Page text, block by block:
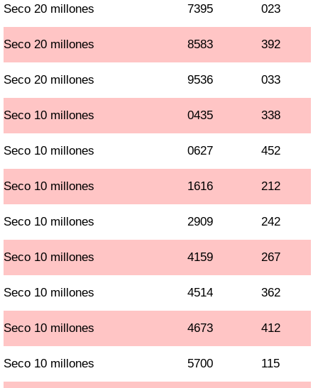
Seco 20 millones 7395 023
Seco 20 millones 8583 392
Seco 20 millones 9536 033
Seco 10 millones 0435 338
Seco 10 millones 0627 452
Seco 10 millones 1616 212
Seco 10 millones 2909 242
Seco 10 millones 4159 267
Seco 10 millones 4514 362
Seco 10 millones 4673 412
Seco 10 millones 5700 115